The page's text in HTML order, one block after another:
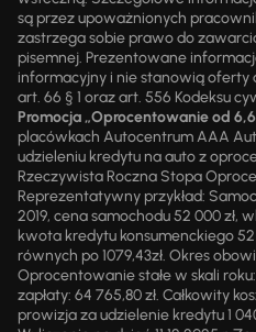
są przez upoważnionych
zastrzega sobie prawo do
pisemnej. Prezentowane
informacyjny i nie stanowią
art. 66 § 1 oraz art. 556 Kodeksu
Promocja „Oprocentowanie od
placówkach Autocentrum AAA
udzieleniu kredytu na auto z
Rzeczywista Roczna Stopa
Reprezentatywny przykład:
2019, cena samochodu 52 000 zł,
kwota kredytu konsumenckiego
równych po 1079,43zł. Okres
Oprocentowanie stałe w skali
zapłaty: 64 765,80 zł. Całkowity
prowizja za udzielenie kredytu 1